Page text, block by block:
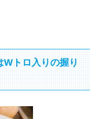
Wトロ入りの握り